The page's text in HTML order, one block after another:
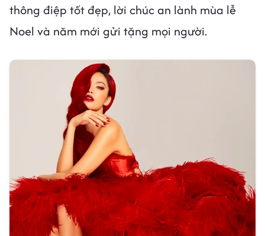
thông điệp tốt đẹp, lời chúc an lành mùa lễ
Noel và năm mới gửi tặng mọi người.